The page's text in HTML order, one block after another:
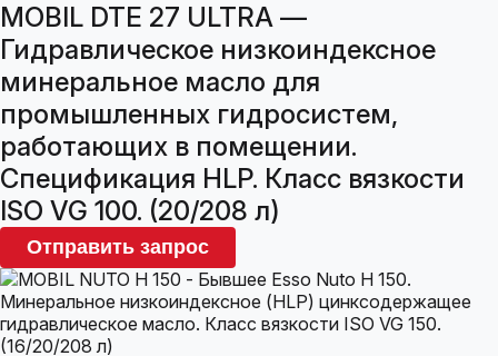
MOBIL DTE 27 ULTRA —
Гидравлическое низкоиндексное
минеральное масло для
промышленных гидросистем,
работающих в помещении.
Спецификация HLP. Класс вязкости
ISO VG 100. (20/208 л)
Отправить запрос